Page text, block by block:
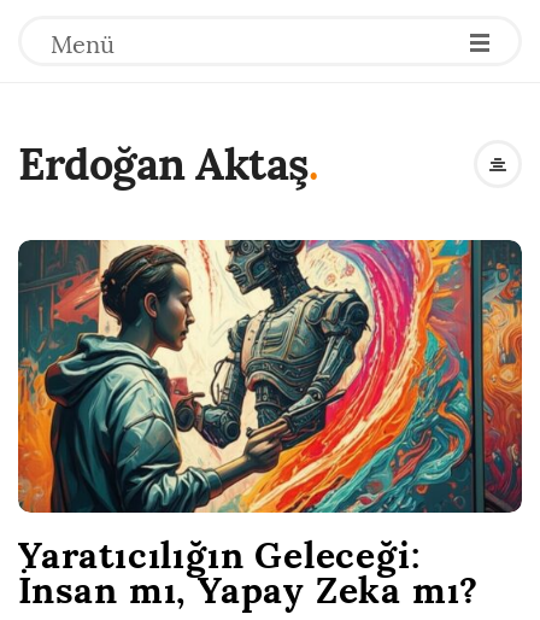
Menü
Erdoğan Aktaş.
Yaratıcılığın Geleceği:
İnsan mı, Yapay Zeka mı?